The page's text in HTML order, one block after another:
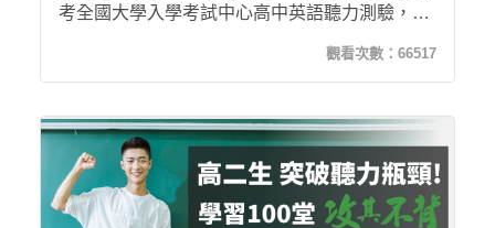
考全國大學入學考試中心高中英語聽力測驗，而
觀看次數： 66517